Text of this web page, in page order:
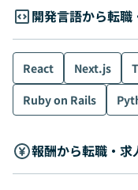
開発言語から転職
React Next.js
Ruby on Rails
報酬から転職・求